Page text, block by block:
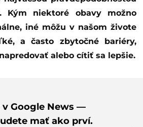
Kým niektoré obavy možno
iné môžu v našom živote
a často zbytočné bariéry,
alebo cítiť sa lepšie.
Google News —
mať ako prví.